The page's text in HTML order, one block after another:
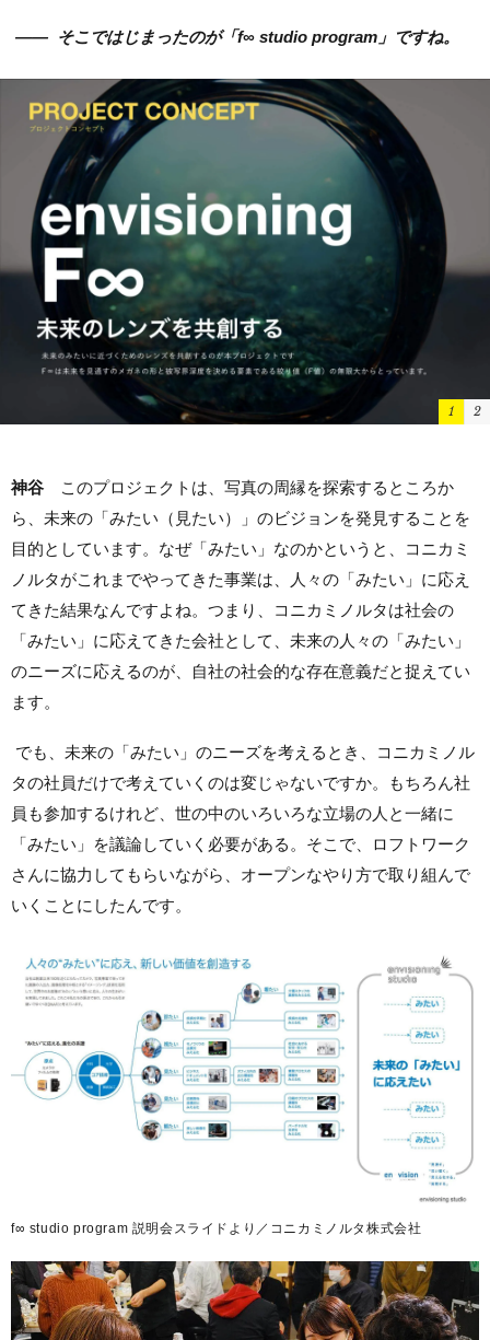
—— そこではじまったのが「f∞ studio program」ですね。
1 2
神谷
このプロジェクトは、写真の周縁を探索するところか
ら、未来の「みたい（見たい）」のビジョンを発見することを
目的としています。なぜ「みたい」なのかというと、コニカミ
ノルタがこれまでやってきた事業は、人々の「みたい」に応え
てきた結果なんですよね。つまり、コニカミノルタは社会の
「みたい」に応えてきた会社として、未来の人々の「みたい」
のニーズに応えるのが、自社の社会的な存在意義だと捉えてい
ます。
でも、未来の「みたい」のニーズを考えるとき、コニカミノル
タの社員だけで考えていくのは変じゃないですか。もちろん社
員も参加するけれど、世の中のいろいろな立場の人と一緒に
「みたい」を議論していく必要がある。そこで、ロフトワーク
さんに協力してもらいながら、オープンなやり方で取り組んで
いくことにしたんです。
f∞ studio program 説明会スライドより／コニカミノルタ株式会社